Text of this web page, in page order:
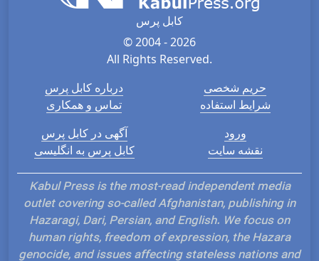
کابل پرس
© 2004 - 2026
All Rights Reserved.
درباره کابل پرس
تماس و همکاری
حریم شخصی
شرایط استفاده
آگهی در کابل پرس
کابل پرس به انگلیسی
ورود
نقشه سایت
Kabul Press is the most-read independent media
outlet covering so-called Afghanistan, publishing in
Hazaragi, Dari, Persian, and English. We focus on
human rights, freedom of expression, the Hazara
genocide, and issues affecting stateless nations and